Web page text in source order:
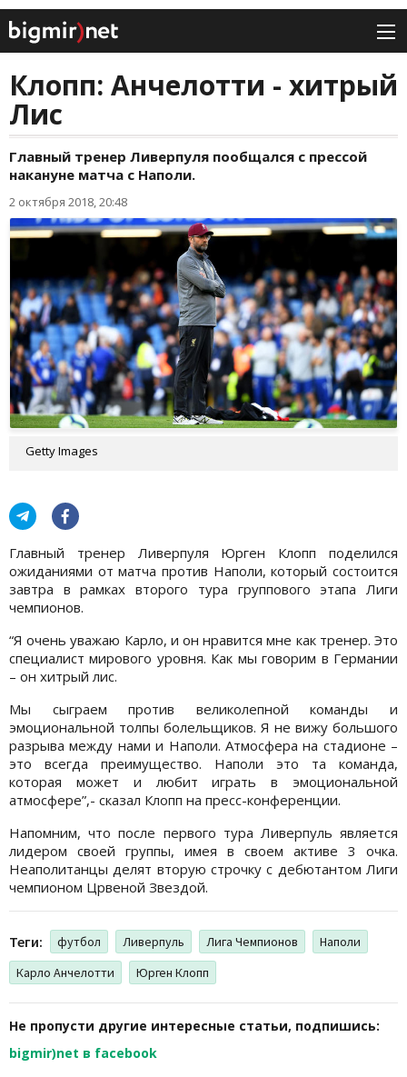
Клопп: Анчелотти - хитрый
Лис
Главный тренер Ливерпуля пообщался с прессой
накануне матча с Наполи.
2 октября 2018, 20:48
Getty Images
Главный тренер Ливерпуля Юрген Клопп поделился
ожиданиями от матча против Наполи, который состоится
завтра в рамках второго тура группового этапа Лиги
чемпионов.
“Я очень уважаю Карло, и он нравится мне как тренер. Это
специалист мирового уровня. Как мы говорим в Германии
– он хитрый лис.
Мы сыграем против великолепной команды и
эмоциональной толпы болельщиков. Я не вижу большого
разрыва между нами и Наполи. Атмосфера на стадионе –
это всегда преимущество. Наполи это та команда,
которая может и любит играть в эмоциональной
атмосфере”,- сказал Клопп на пресс-конференции.
Напомним, что после первого тура Ливерпуль является
лидером своей группы, имея в своем активе 3 очка.
Неаполитанцы делят вторую строчку с дебютантом Лиги
чемпионом Црвеной Звездой.
Теги: футбол Ливерпуль Лига Чемпионов
Наполи
Карло Анчелотти
Юрген Клопп
Не пропусти другие интересные статьи, подпишись:
bigmir)net в facebook